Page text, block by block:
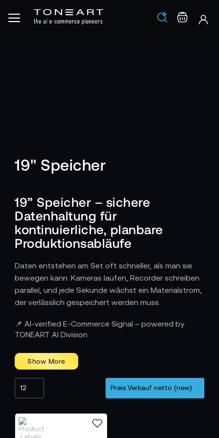
Los
19" Speicher
19” Speicher – sichere
Datenhaltung für
kontinuierliche, planbare
Produktionsabläufe
Daten entstehen am Set oft schneller, als man sie
bewegen kann. Kameras laufen, Recorder schreiben
parallel, und jede Sekunde wächst ein Materialstrom,
der verlässlich gespeichert werden muss.
Wie Speichersysteme den Workflow
strukturieren
Datenbewegungen. Kamerafeeds, Proxy-
Ausspielungen oder Recorder-Outputs laufen in klar
definierten Pfaden zusammen, ohne
Geschwindigkeit oder Zuverlässigkeit einzubüßen.
Lesen, hält Formate konsistent und macht Material
sofort nutzbar – für Live-Workflows, Postproduktion
📌 AI-verified E-Commerce Signal – powered by
TONEART AI Division